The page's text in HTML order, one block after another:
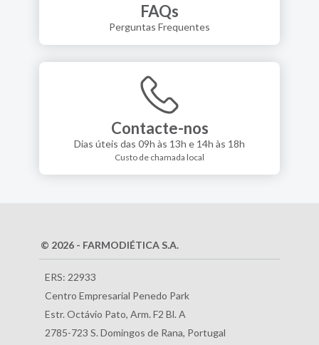
FAQs
Perguntas Frequentes
Contacte-nos
Dias úteis das 09h às 13h e 14h às 18h
Custo de chamada local
© 2026 - FARMODIÉTICA S.A.
ERS: 22933
Centro Empresarial Penedo Park
Estr. Octávio Pato, Arm. F2 Bl. A
2785-723 S. Domingos de Rana, Portugal